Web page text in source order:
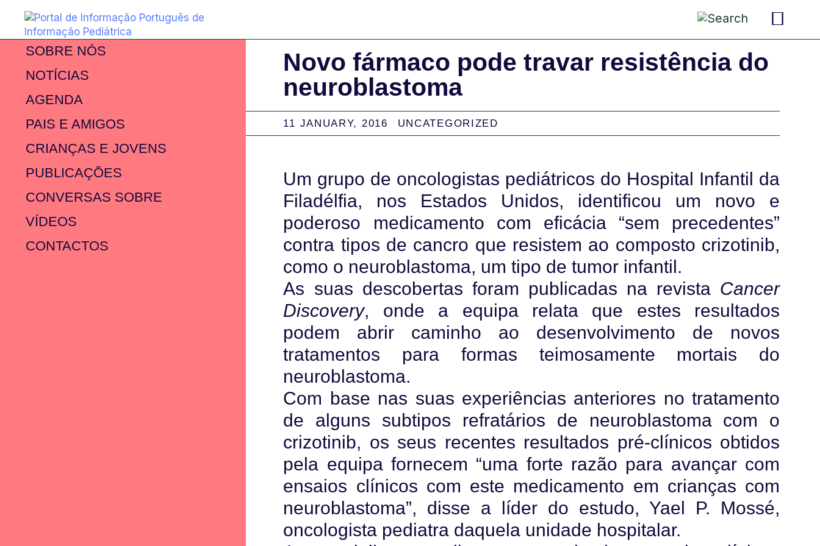
SOBRE NÓS
NOTÍCIAS
AGENDA
PAIS E AMIGOS
CRIANÇAS E JOVENS
PUBLICAÇÕES
CONVERSAS SOBRE
VÍDEOS
CONTACTOS
Novo fármaco pode travar resistência do
neuroblastoma
11 JANUARY, 2016 UNCATEGORIZED
Um grupo de oncologistas pediátricos do Hospital Infantil da
Filadélfia, nos Estados Unidos, identificou um novo e
poderoso medicamento com eficácia “sem precedentes”
contra tipos de cancro que resistem ao composto crizotinib,
como o neuroblastoma, um tipo de tumor infantil.
As suas descobertas foram publicadas na revista Cancer
Discovery, onde a equipa relata que estes resultados
podem abrir caminho ao desenvolvimento de novos
tratamentos para formas teimosamente mortais do
neuroblastoma.
Com base nas suas experiências anteriores no tratamento
de alguns subtipos refratários de neuroblastoma com o
crizotinib, os seus recentes resultados pré-clínicos obtidos
pela equipa fornecem “uma forte razão para avançar com
ensaios clínicos com este medicamento em crianças com
neuroblastoma”, disse a líder do estudo, Yael P. Mossé,
oncologista pediatra daquela unidade hospitalar.